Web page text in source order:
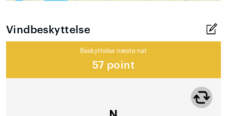
Vindbeskyttelse
Beskyttelse næste nat
57 point